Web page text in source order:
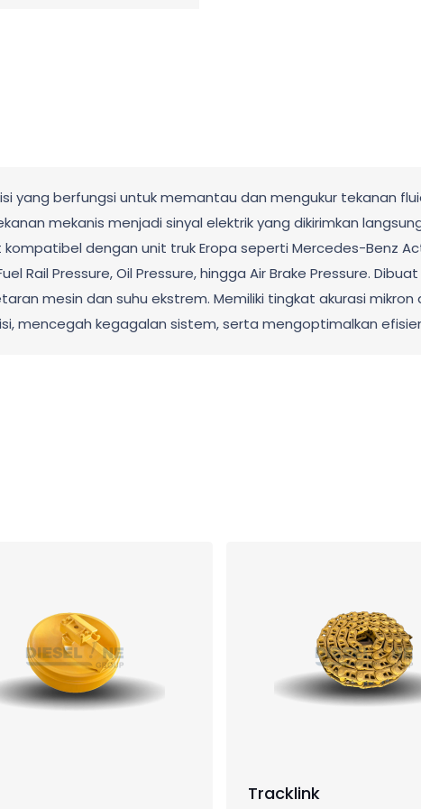
yang berfungsi untuk memantau dan mengukur tekanan
mekanis menjadi sinyal elektrik yang dikirimkan
dengan unit truk Eropa seperti Mercedes-Benz
Rail Pressure, Oil Pressure, hingga Air Brake Pressure.
mesin dan suhu ekstrem. Memiliki tingkat akurasi
mencegah kegagalan sistem, serta mengoptimalkan
Tracklink